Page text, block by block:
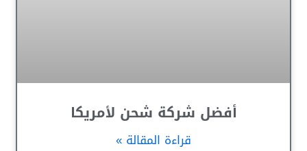
أفضل شركة شحن لأمريكا
قراءة المقالة »